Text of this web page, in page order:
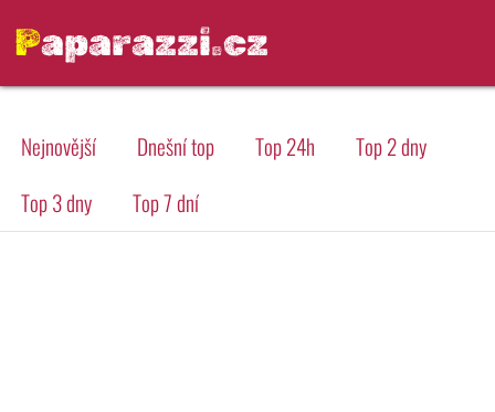
Paparazzi.cz
Nejnovější Dnešní top Top 24h
Top 2 dny
Top 3 dny
Top 7 dní